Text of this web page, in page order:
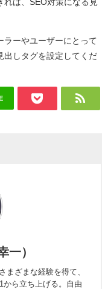
ラーやユーザーにとって
出しタグを設定してくだ
一）
まざまな経験を得て、
ら立ち上げる。自由